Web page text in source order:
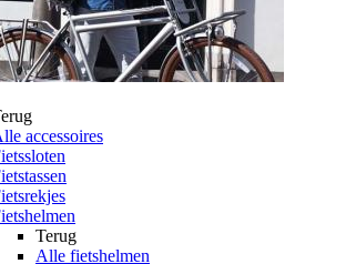
accessoires
Terug
Alle fietshelmen